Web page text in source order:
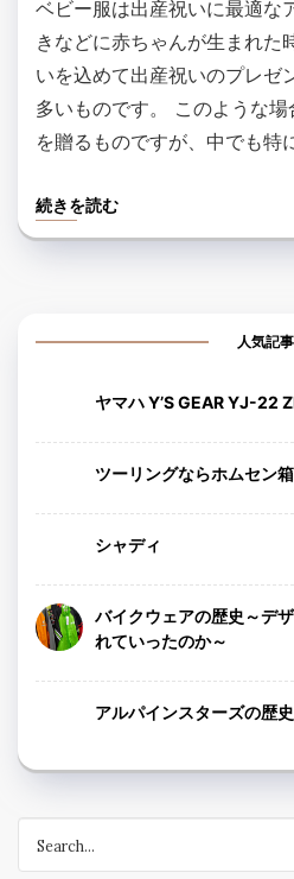
ベビー服は出産祝いに最適な
きなどに赤ちゃんが生まれた
いを込めて出産祝いのプレゼ
多いものです。 このような
を贈るものですが、中でも特
続きを読む
人気記事
ヤマハ Y’S GEAR YJ-22
ツーリングならホムセン箱
シャディ
バイクウェアの歴史～デ
れていったのか～
アルパインスターズの歴史
for: